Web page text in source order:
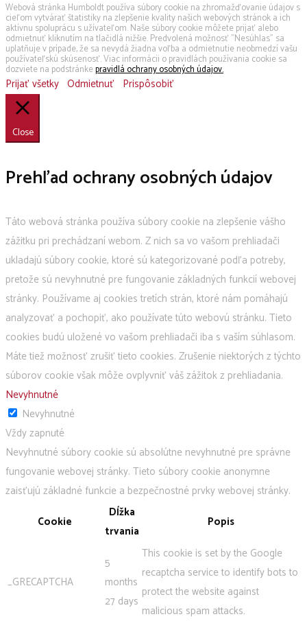
Webová stránka Humboldt používa súbory cookie na zhromažďovanie údajov s
cieľom vytvárať štatistiky na zlepšenie kvality našich webových stránok a ich
aktívnu spoluprácu s užívateľom. Naše súbory cookie môžete prijať alebo
odmietnuť kliknutím na tlačidlá nižšie. Predvolená možnosť "Nesúhlas" sa
uplatňuje v prípade, že sa nevydá žiadna voľba a odmietnutie neobmedzí vašu
používateľskú skúsenosť. Viac informácii o pravidlách používania cookie sa
dozviete na podstránkepravidlá ochrany osobných údajov.
Prijať všetky Odmietnuť Prispôsobiť
Close
Prehľad ochrany osobných údajov
Táto webová stránka používa súbory cookie na zlepšenie vášho
zážitku pri prechádzaní webom. Z nich sa vo vašom prehliadači
ukladajú súbory cookie, ktoré sú kategorizované podľa potreby,
pretože sú nevyhnutné pre fungovanie základných funkcií webovej
stránky. Používame aj cookies tretích strán, ktoré nám pomáhajú
analyzovať a pochopiť, ako používate túto webovú stránku. Tieto
cookies budú uložené vo vašom prehliadači iba s vaším súhlasom.
Máte tiež možnosť zrušiť tieto cookies. Zrušenie niektorých z týchto
súborov cookie však môže ovplyvniť váš zážitok z prehliadania.
Nevyhnutné
Nevyhnutné
Vždy zapnuté
Nevyhnutné súbory cookie sú absolútne nevyhnutné pre správne
fungovanie webovej stránky. Tieto súbory cookie anonymne
zaisťujú základné funkcie a bezpečnostné prvky webovej stránky.
Cookie
Dĺžka
trvania
Popis
_GRECAPTCHA
5
months
27 days
This cookie is set by the Google
recaptcha service to identify bots to
protect the website against
malicious spam attacks.